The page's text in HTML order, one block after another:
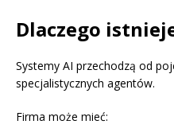
Dlaczego
Systemy AI przechodzą od
specjalistycznych agentów.
Firma może mieć: